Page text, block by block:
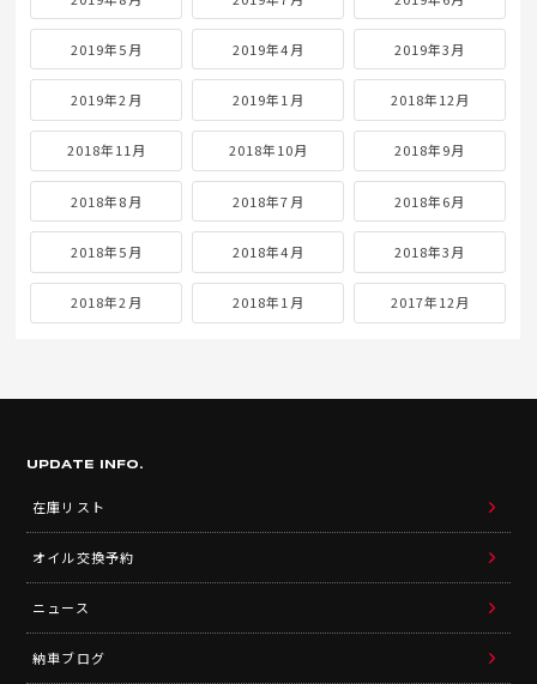
2019年5月 2019年4月 2019年3月
2019年2月 2019年1月 2018年12月
2018年11月 2018年10月 2018年9月
2018年8月 2018年7月 2018年6月
2018年5月 2018年4月 2018年3月
2018年2月 2018年1月 2017年12月
UPDATE INFO.
在庫リスト
オイル交換予約
ニュース
納車ブログ